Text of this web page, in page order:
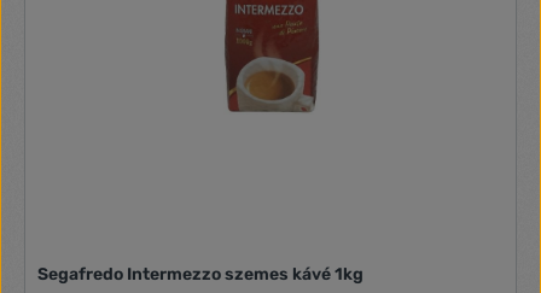
Segafredo Intermezzo szemes kávé 1kg